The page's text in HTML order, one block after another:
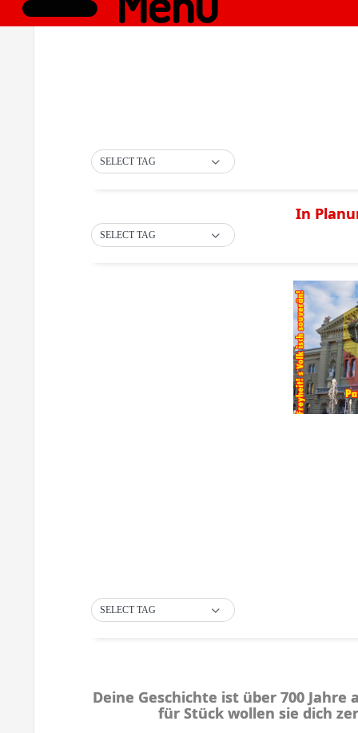
SELECT TAG
In
SELECT TAG
SELECT TAG
Deine Geschichte ist über 700
für Stück wollen sie dich